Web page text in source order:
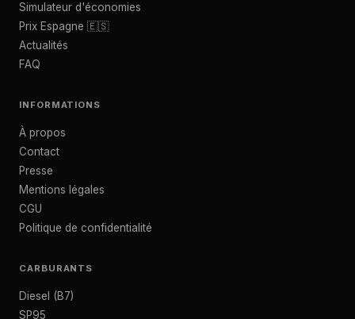
Simulateur d'économies
Prix Espagne 🇪🇸
Actualités
FAQ
INFORMATIONS
À propos
Contact
Presse
Mentions légales
CGU
Politique de confidentialité
CARBURANTS
Diesel (B7)
SP95